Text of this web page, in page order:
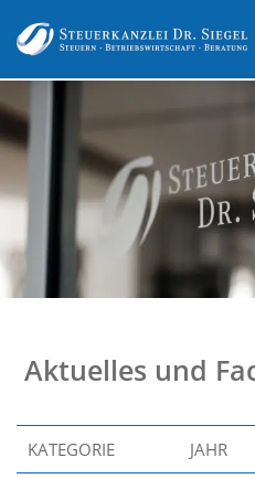
Aktuelles und
KATEGORIE JAHR